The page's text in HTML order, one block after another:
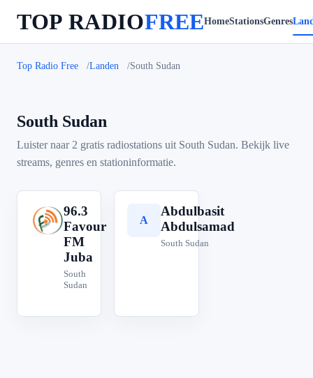
TOP RADIOFREEHomeStationsGenres
Top Radio Free Landen South Sudan
South Sudan
Luister naar 2 gratis radiostations uit South Sudan. Bekijk live
streams, genres en stationinformatie.
9
96.3
Favour
FM
Juba
South
Sudan
A
Abdulbasit
Abdulsamad
South Sudan